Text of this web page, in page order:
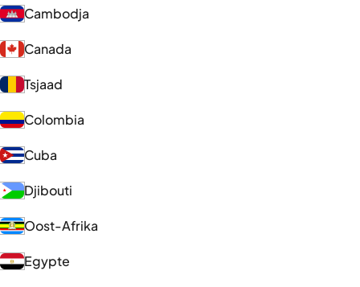
Cambodja
Canada
Tsjaad
Colombia
Cuba
Djibouti
Oost-Afrika
Egypte